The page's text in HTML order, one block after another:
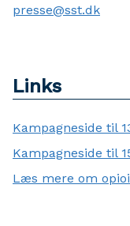
presse@sst.dk
Links
Kampagneside til
Kampagneside til
Læs mere om